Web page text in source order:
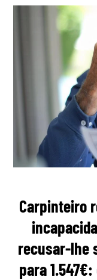
Carpinteiro
recusar-lhe
para